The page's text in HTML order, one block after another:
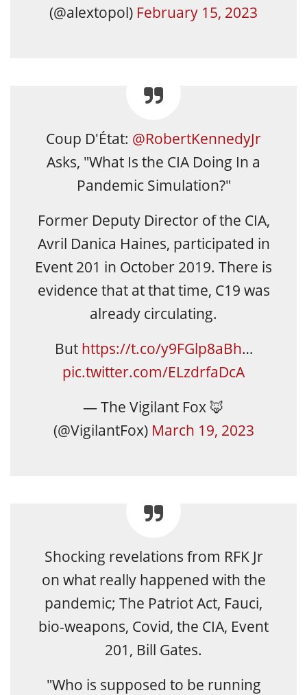
(@alextopol) February 15, 2023
Coup D'État: @RobertKennedyJr
Asks, "What Is the CIA Doing In a
Pandemic Simulation?"
Former Deputy Director of the CIA,
Avril Danica Haines, participated in
Event 201 in October 2019. There is
evidence that at that time, C19 was
already circulating.
But https://t.co/y9FGlp8aBh…
pic.twitter.com/ELzdrfaDcA
— The Vigilant Fox 🦊
(@VigilantFox) March 19, 2023
Shocking revelations from RFK Jr
on what really happened with the
pandemic; The Patriot Act, Fauci,
bio-weapons, Covid, the CIA, Event
201, Bill Gates.
"Who is supposed to be running